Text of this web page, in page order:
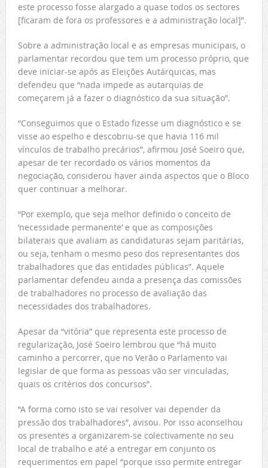
este processo fosse alargado a quase todos os sectores
[ficaram de fora os professores e a administração local]”.
Sobre a administração local e as empresas municipais, o
parlamentar recordou que tem um processo próprio, que
deve iniciar-se após as Eleições Autárquicas, mas
defendeu que “nada impede as autarquias de
começarem já a fazer o diagnóstico da sua situação”.
“Conseguimos que o Estado fizesse um diagnóstico e se
visse ao espelho e descobriu-se que havia 116 mil
vínculos de trabalho precários”, afirmou José Soeiro que,
apesar de ter recordado os vários momentos da
negociação, considerou haver ainda aspectos que o Bloco
quer continuar a melhorar.
“Por exemplo, que seja melhor definido o conceito de
‘necessidade permanente’ e que as composições
bilaterais que avaliam as candidaturas sejam paritárias,
ou seja, tenham o mesmo peso dos representantes dos
trabalhadores que das entidades públicas”. Aquele
parlamentar defendeu ainda a presença das comissões
de trabalhadores no processo de avaliação das
necessidades dos trabalhadores.
Apesar da “vitória” que representa este processo de
regularização, José Soeiro lembrou que “há muito
caminho a percorrer, que no Verão o Parlamento vai
legislar de que forma as pessoas vão ser vinculadas,
quais os critérios dos concursos”.
“A forma como isto se vai resolver vai depender da
pressão dos trabalhadores”, avisou. Por isso aconselhou
os presentes a organizarem-se colectivamente no seu
local de trabalho e até a entregar em conjunto os
requerimentos em papel “porque isso permite entregar